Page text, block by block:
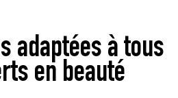
adaptées à tous
en beauté